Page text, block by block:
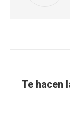
entre
Te hacen